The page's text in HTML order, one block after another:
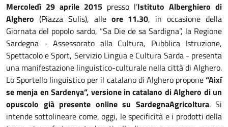
Mercoledì 29 aprile 2015 presso l’Istituto Alberghiero di
Alghero (Piazza Sulis), alle ore 11.30, in occasione della
Giornata del popolo sardo, “Sa Die de sa Sardigna”, la Regione
Sardegna - Assessorato alla Cultura, Pubblica Istruzione,
Spettacolo e Sport, Servizio Lingua e Cultura Sarda - presenta
una manifestazione linguistico-culturale nella città di Alghero.
Lo Sportello linguistico per il catalano di Alghero propone“Així
se menja en Sardenya”, versione in catalano di Alghero di un
opuscolo già presente online su SardegnaAgricoltura. Si
intende sottolineare come, oggi, le specificità e i prodotti della